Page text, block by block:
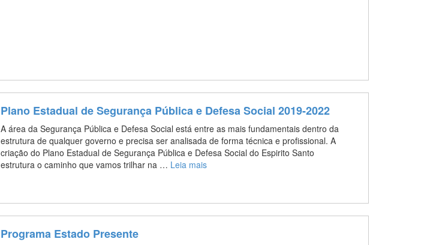
Plano Estadual de Segurança Pública e Defesa Social 2019-2022
A área da Segurança Pública e Defesa Social está entre as mais fundamentais dentro da
estrutura de qualquer governo e precisa ser analisada de forma técnica e profissional. A
criação do Plano Estadual de Segurança Pública e Defesa Social do Espirito Santo
estrutura o caminho que vamos trilhar na … Leia mais
Programa Estado Presente